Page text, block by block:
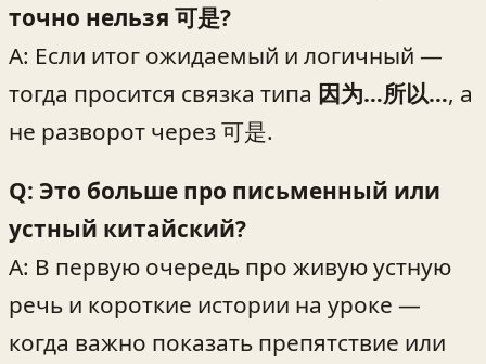
точно нельзя 可是?
A: Если итог ожидаемый и логичный —
тогда просится связка типа 因为…所以…, а
не разворот через 可是.
Q: Это больше про письменный или
устный китайский?
A: В первую очередь про живую устную
речь и короткие истории на уроке —
когда важно показать препятствие или